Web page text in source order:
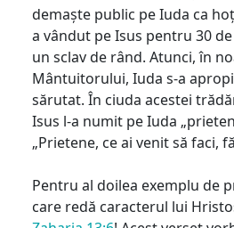
demaște public pe Iuda ca
a vândut pe Isus pentru 30
un sclav de rând. Atunci, în
Mântuitorului, Iuda s-a
sărutat. În ciuda acestei
Isus l-a numit pe Iuda
„Prietene, ce ai venit să faci,
Pentru al doilea exemplu de
care redă caracterul lui